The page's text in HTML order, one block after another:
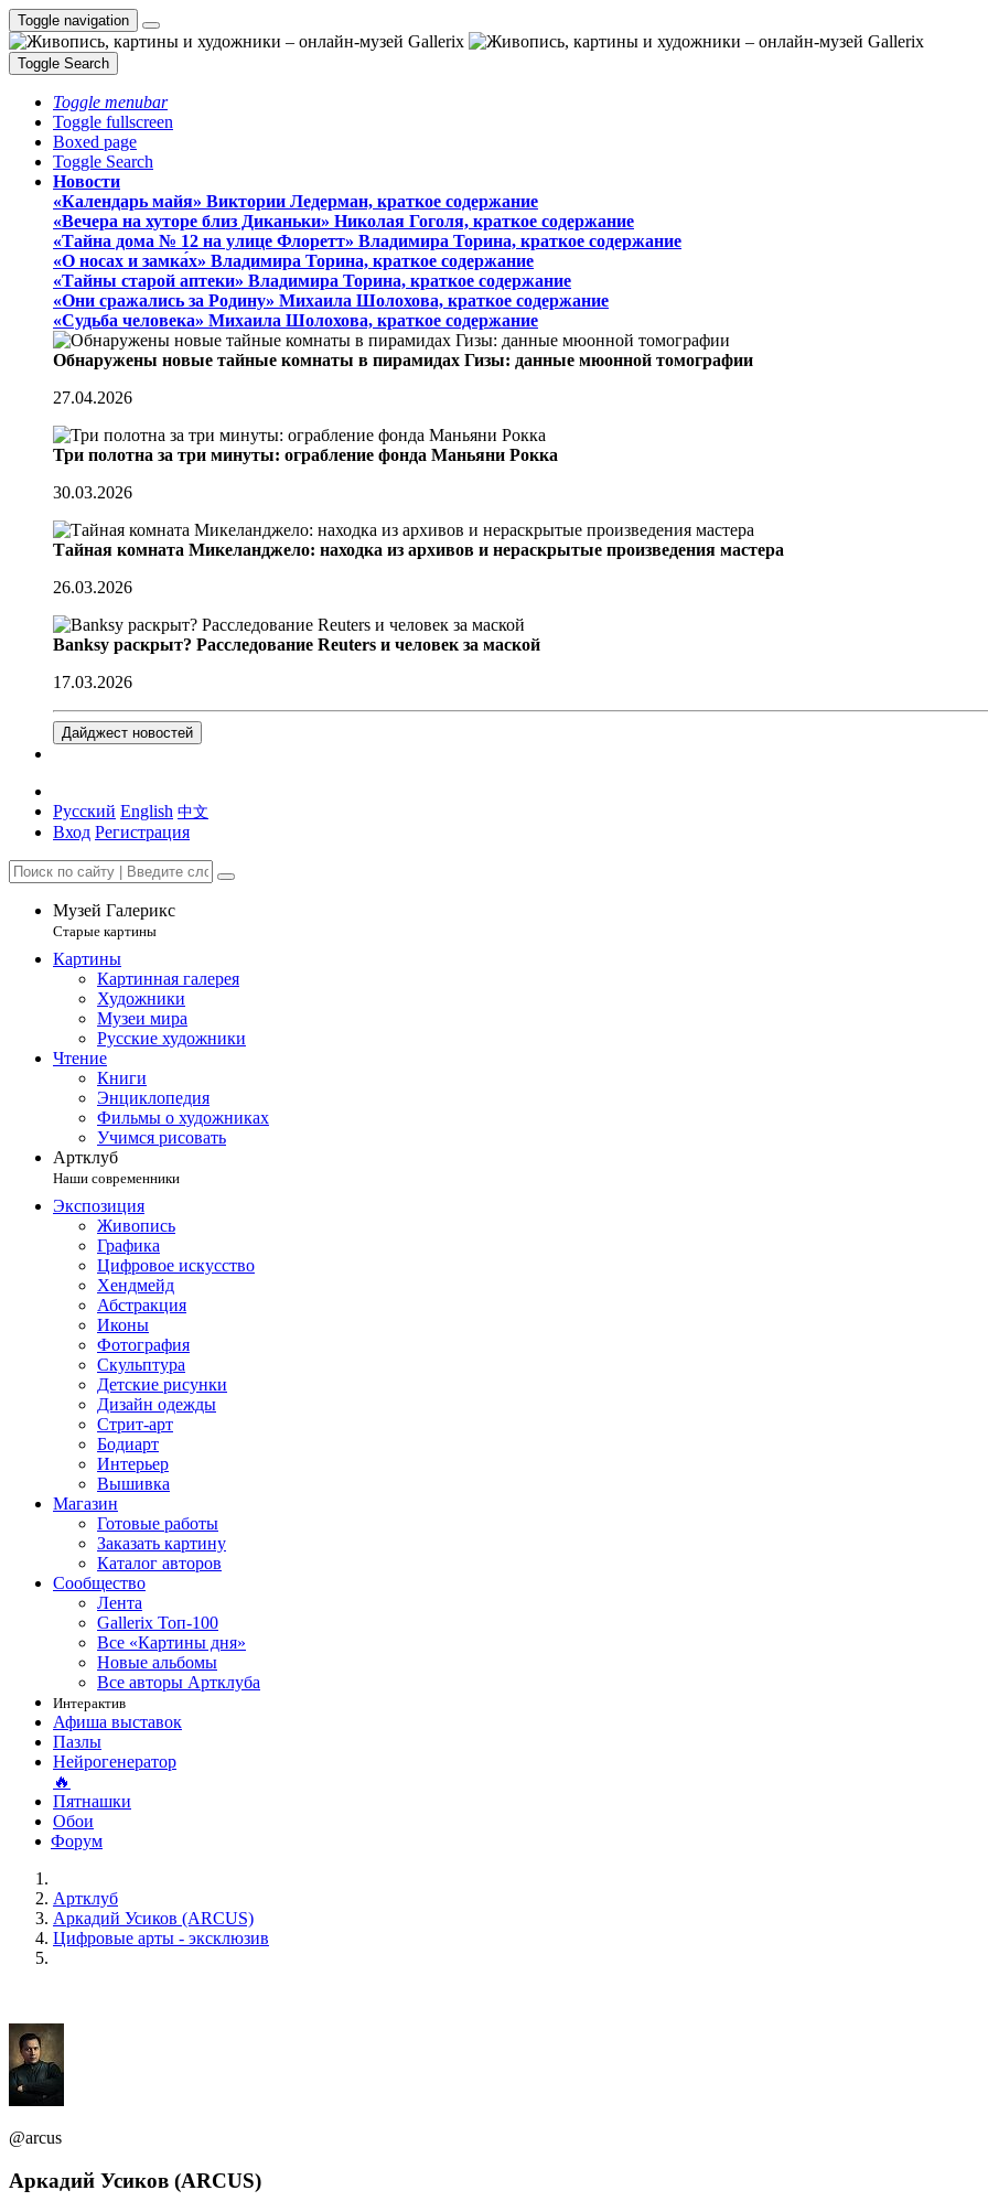
Toggle navigation
Toggle Search
Toggle menubar
Toggle fullscreen
Boxed page
Toggle Search
Новости
«Календарь майя» Виктории Ледерман, краткое содержание
«Вечера на хуторе близ Диканьки» Николая Гоголя, краткое содержание
«Тайна дома № 12 на улице Флоретт» Владимира Торина, краткое содержание
«О носах и замка́х» Владимира Торина, краткое содержание
«Тайны старой аптеки» Владимира Торина, краткое содержание
«Они сражались за Родину» Михаила Шолохова, краткое содержание
«Судьба человека» Михаила Шолохова, краткое содержание
Обнаружены новые тайные комнаты в пирамидах Гизы: данные мюонной томографии
27.04.2026
Три полотна за три минуты: ограбление фонда Маньяни Рокка
30.03.2026
Тайная комната Микеланджело: находка из архивов и нераскрытые произведения мастера
26.03.2026
Banksy раскрыт? Расследование Reuters и человек за маской
17.03.2026
Дайджест новостей
Русский English 中文
Вход Регистрация
Музей Галерикс
Старые картины
Картины
Картинная галерея
Художники
Музеи мира
Русские художники
Чтение
Книги
Энциклопедия
Фильмы о художниках
Учимся рисовать
Артклуб
Наши современники
Экспозиция
Живопись
Графика
Цифровое искусство
Хендмейд
Абстракция
Иконы
Фотография
Скульптура
Детские рисунки
Дизайн одежды
Стрит-арт
Бодиарт
Интерьер
Вышивка
Магазин
Готовые работы
Заказать картину
Каталог авторов
Сообщество
Лента
Gallerix Топ-100
Все «Картины дня»
Новые альбомы
Все авторы Артклуба
Интерактив
Афиша выставок
Пазлы
Нейрогенератор
🔥
Пятнашки
Обои
Форум
Артклуб
Аркадий Усиков (ARCUS)
Цифровые арты - эксклюзив
@arcus
Аркадий Усиков (ARCUS)